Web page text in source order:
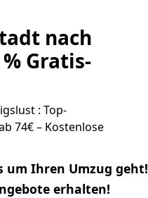
nach
Gratis-
: Top-
74€ – Kostenlose
um Ihren Umzug geht!
erhalten!